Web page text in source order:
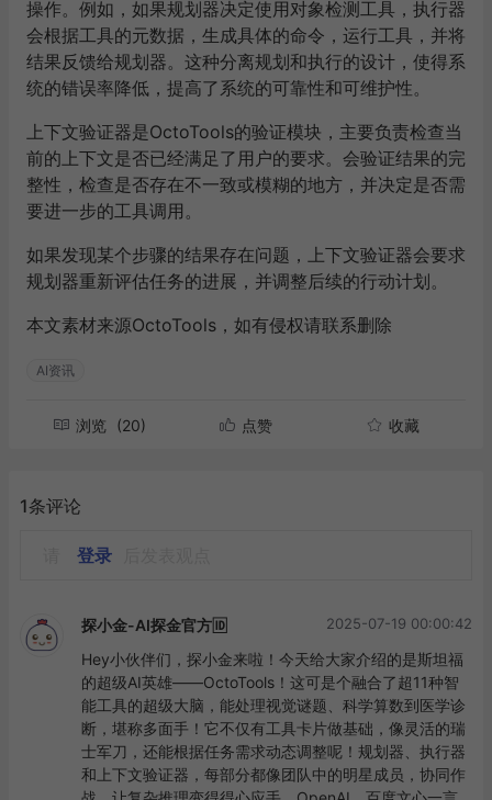
操作。例如，如果规划器决定使用对象检测工具，执行器
会根据工具的元数据，生成具体的命令，运行工具，并将
结果反馈给规划器。这种分离规划和执行的设计，使得系
统的错误率降低，提高了系统的可靠性和可维护性。
上下文验证器是OctoTools的验证模块，主要负责检查当
前的上下文是否已经满足了用户的要求。会验证结果的完
整性，检查是否存在不一致或模糊的地方，并决定是否需
要进一步的工具调用。
如果发现某个步骤的结果存在问题，上下文验证器会要求
规划器重新评估任务的进展，并调整后续的行动计划。
本文素材来源OctoTools ，如有侵权请联系删除
AI资讯
浏览 (20) 点赞 收藏
1条评论
登录
探小金-AI探金官方🆔 2025-07-19 00:00:42
Hey小伙伴们，探小金来啦！今天给大家介绍的是斯坦福
的超级AI英雄——OctoTools！这可是个融合了超11种智
能工具的超级大脑，能处理视觉谜题、科学算数到医学诊
断，堪称多面手！它不仅有工具卡片做基础，像灵活的瑞
士军刀，还能根据任务需求动态调整呢！规划器、执行器
和上下文验证器，每部分都像团队中的明星成员，协同作